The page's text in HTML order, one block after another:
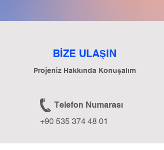
BİZE ULAŞIN
Projeniz Hakkında Konuşalım
Telefon Numarası
+90 535 374 48 01